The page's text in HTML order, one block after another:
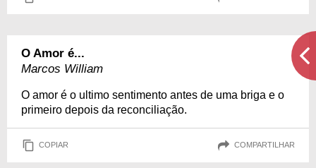
O Amor é...
Marcos William
O amor é o ultimo sentimento antes de uma briga e o
primeiro depois da reconciliação.
COPIAR COMPARTILHAR